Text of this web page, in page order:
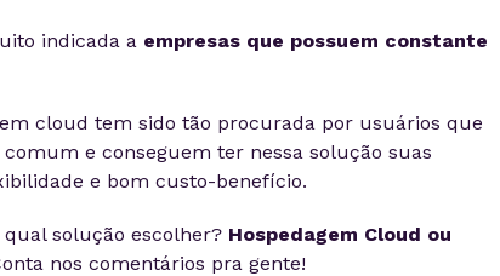
indicada aempresas que possuem constante
cloud tem sido tão procurada por usuários que
e conseguem ter nessa solução suas
e bom custo-benefício.
solução escolher?Hospedagem Cloud ou
nos comentários pra gente!